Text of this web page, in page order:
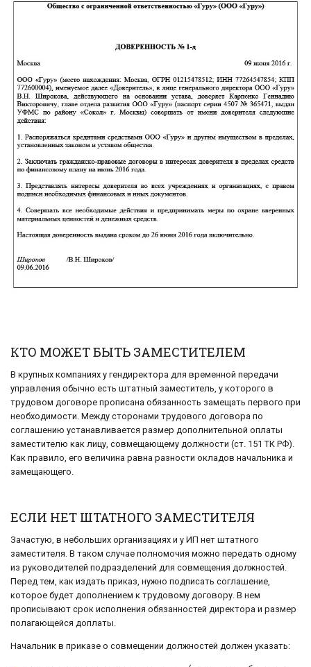
КТО МОЖЕТ БЫТЬ ЗАМЕСТИТЕЛЕМ
В крупных компаниях у гендиректора для временной передачи
управления обычно есть штатный заместитель, у которого в
трудовом договоре прописана обязанность замещать первого при
необходимости. Между сторонами трудового договора по
соглашению устанавливается размер дополнительной оплаты
заместителю как лицу, совмещающему должности (ст. 151 ТК РФ).
Как правило, его величина равна разности окладов начальника и
замещающего.
ЕСЛИ НЕТ ШТАТНОГО ЗАМЕСТИТЕЛЯ
Зачастую, в небольших организациях и у ИП нет штатного
заместителя. В таком случае полномочия можно передать одному
из руководителей подразделений для совмещения должностей.
Перед тем, как издать приказ, нужно подписать соглашение,
которое будет дополнением к трудовому договору. В нем
прописывают срок исполнения обязанностей директора и размер
полагающейся доплаты.
Начальник в приказе о совмещении должностей должен указать: